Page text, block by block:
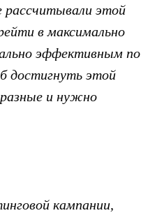
рассчитывали этой
в максимально
эффективным по
достигнуть этой
и нужно
кампании,